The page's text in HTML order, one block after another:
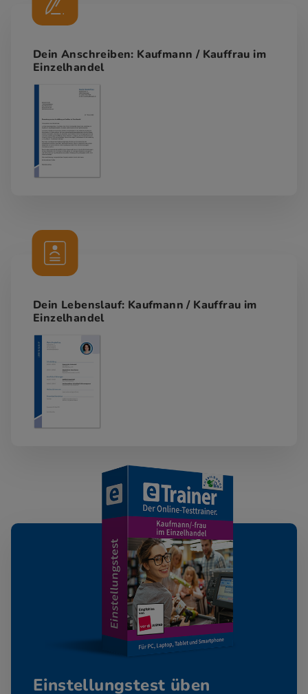
Dein Anschreiben: Kaufmann / Kauffrau im
Einzelhandel
Dein Lebenslauf: Kaufmann / Kauffrau im
Einzelhandel
Einstellungstest üben